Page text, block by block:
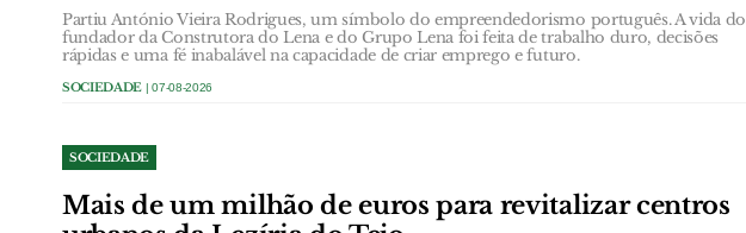
Partiu António Vieira Rodrigues, um símbolo do empreendedorismo português. A vida do
fundador da Construtora do Lena e do Grupo Lena foi feita de trabalho duro, decisões
rápidas e uma fé inabalável na capacidade de criar emprego e futuro.
SOCIEDADE | 07-08-2026
SOCIEDADE
Mais de um milhão de euros para revitalizar centros